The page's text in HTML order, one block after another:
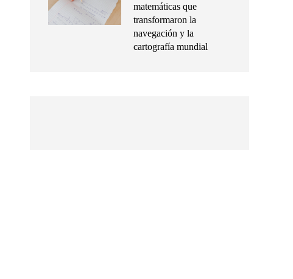
matemáticas que
transformaron la
navegación y la
cartografía mundial